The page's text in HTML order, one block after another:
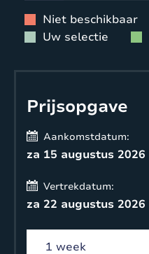
Niet beschikbaar
Uw selectie
Prijsopgave
Aankomstdatum:
za 15 augustus 2026
Vertrekdatum:
za 22 augustus 2026